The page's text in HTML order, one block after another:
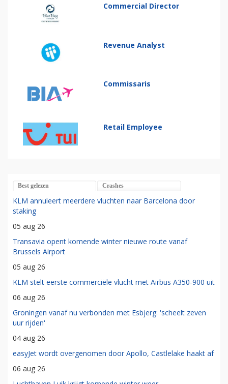
Commercial Director
Revenue Analyst
Commissaris
Retail Employee
Best gelezen Crashes
KLM annuleert meerdere vluchten naar Barcelona door
staking
05 aug 26
Transavia opent komende winter nieuwe route vanaf
Brussels Airport
05 aug 26
KLM stelt eerste commerciële vlucht met Airbus A350-900 uit
06 aug 26
Groningen vanaf nu verbonden met Esbjerg: 'scheelt zeven
uur rijden'
04 aug 26
easyJet wordt overgenomen door Apollo, Castlelake haakt af
06 aug 26